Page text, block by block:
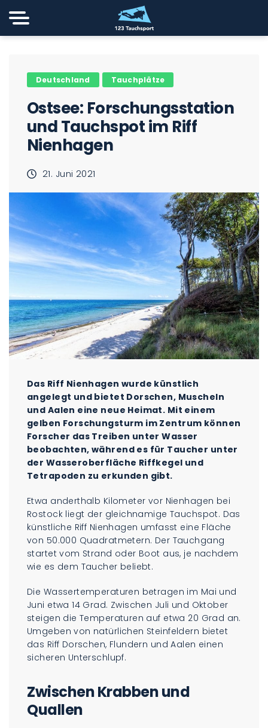
Deutschland Tauchplätze
Ostsee: Forschungsstation
und Tauchspot im Riff
Nienhagen
21. Juni 2021
Das Riff Nienhagen wurde künstlich
angelegt und bietet Dorschen, Muscheln
und Aalen eine neue Heimat. Mit einem
gelben Forschungsturm im Zentrum können
Forscher das Treiben unter Wasser
beobachten, während es für Taucher unter
der Wasseroberfläche Riffkegel und
Tetrapoden zu erkunden gibt.
Etwa anderthalb Kilometer vor Nienhagen bei
Rostock liegt der gleichnamige Tauchspot. Das
künstliche Riff Nienhagen umfasst eine Fläche
von 50.000 Quadratmetern. Der Tauchgang
startet vom Strand oder Boot aus, je nachdem
wie es dem Taucher beliebt.
Die Wassertemperaturen betragen im Mai und
Juni etwa 14 Grad. Zwischen Juli und Oktober
steigen die Temperaturen auf etwa 20 Grad an.
Umgeben von natürlichen Steinfeldern bietet
das Riff Dorschen, Flundern und Aalen einen
sicheren Unterschlupf.
Zwischen Krabben und
Quallen